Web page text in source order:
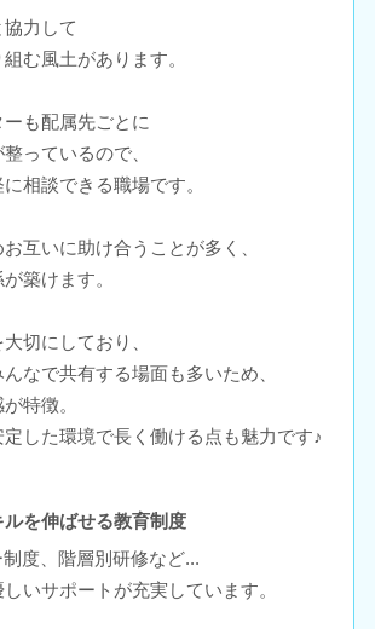
力して
む風土があります。
も配属先ごとに
っているので、
相談できる職場です。
互いに助け合うことが多く、
築けます。
切にしており、
なで共有する場面も多いため、
特徴。
した環境で長く働ける点も魅力です♪
を伸ばせる教育制度
度、階層別研修など...
いサポートが充実しています。